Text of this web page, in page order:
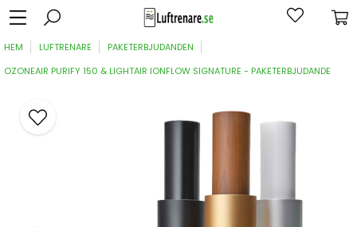
HEM LUFTRENARE
PAKETERBJUDANDEN
OZONEAIR PURIFY 150 & LIGHTAIR IONFLOW SIGNATURE - PAKETERBJUDANDE